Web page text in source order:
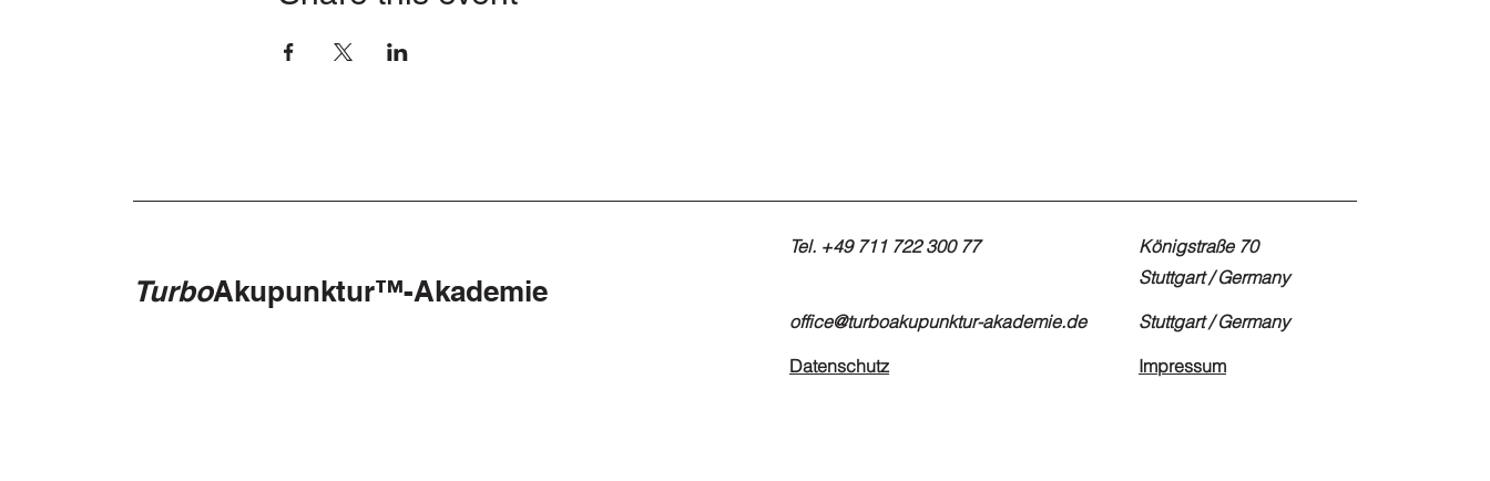
TurboAkupunktur™-Akademie
Tel. +49 711 722 300 77
office@turboakupunktur-akademie.de
Datenschutz
Königstraße 70
Stuttgart / Germany
Stuttgart / Germany
Impressum